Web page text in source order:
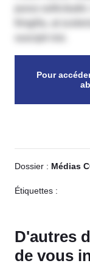
purus
fringilla, at
Pour
Dossier : Médias
Étiquettes :
D'autres
de vous